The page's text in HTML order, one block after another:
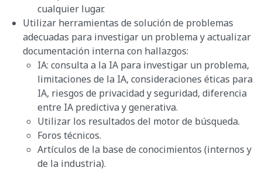
cualquier lugar.
Utilizar herramientas de solución de problemas
adecuadas para investigar un problema y actualizar
documentación interna con hallazgos:
IA: consulta a la IA para investigar un problema,
limitaciones de la IA, consideraciones éticas para
IA, riesgos de privacidad y seguridad, diferencia
entre IA predictiva y generativa.
Utilizar los resultados del motor de búsqueda.
Foros técnicos.
Artículos de la base de conocimientos (internos y
de la industria).